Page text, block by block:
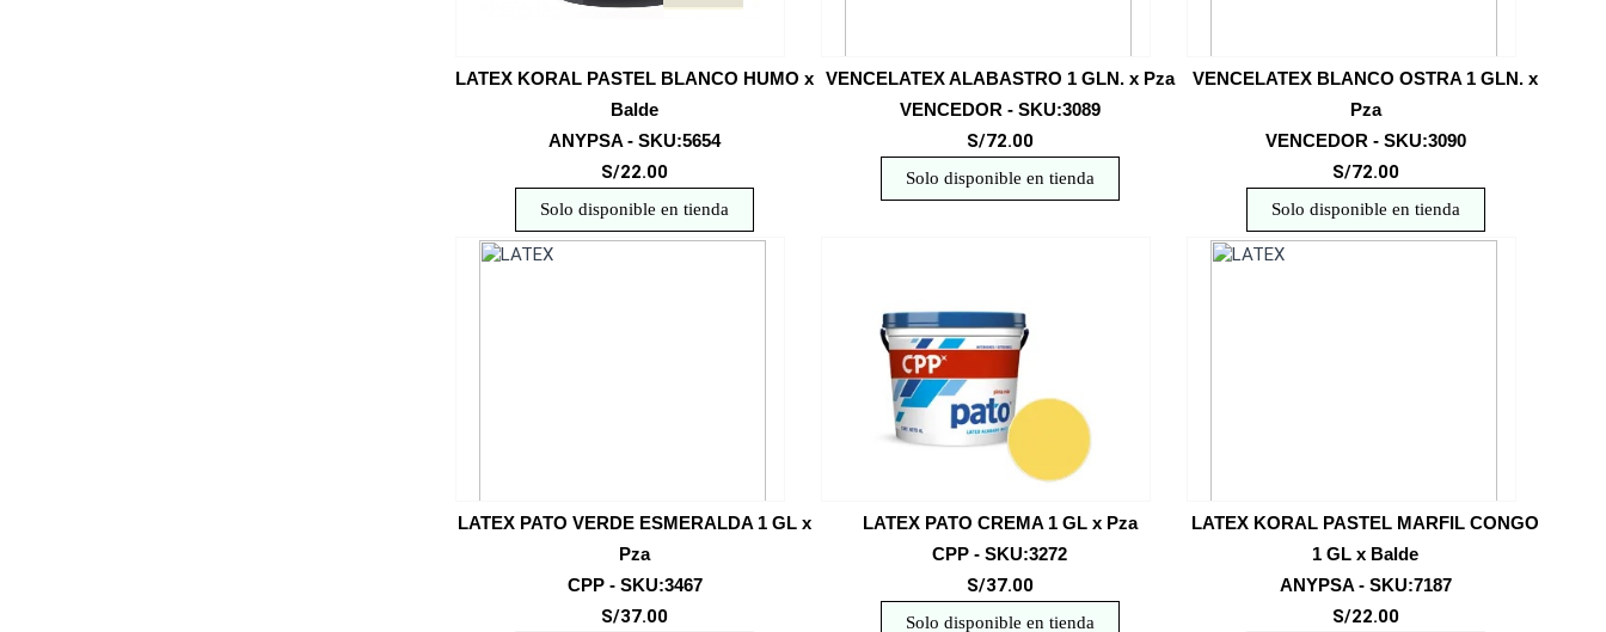
LATEX KORAL PASTEL BLANCO HUMO x
Balde
ANYPSA - SKU:5654
S/22.00
Solo disponible en tienda
VENCELATEX ALABASTRO 1 GLN. x Pza
VENCEDOR - SKU:3089
S/72.00
Solo disponible en tienda
VENCELATEX BLANCO OSTRA 1 GLN. x
Pza
VENCEDOR - SKU:3090
S/72.00
Solo disponible en tienda
LATEX PATO VERDE ESMERALDA 1 GL x
Pza
CPP - SKU:3467
S/37.00
LATEX PATO CREMA 1 GL x Pza
CPP - SKU:3272
S/37.00
Solo disponible en tienda
LATEX KORAL PASTEL MARFIL CONGO
1 GL x Balde
ANYPSA - SKU:7187
S/22.00